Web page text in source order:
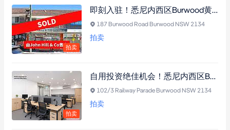
拍卖
即刻入驻！悉尼内西区Burwood黄金地段稀缺零售物业，135平双层，前后双通道设计，停车场配套，MUI规划，极具升值空间
187 Burwood Road Burwood NSW 2134
拍卖
拍卖
自用投资绝佳机会！悉尼内西区Burwood 112平米精品办公空间，采光充沛，电梯直达，地下车位配套，$47.5万起抢占先机
102/3 Railway Parade Burwood NSW 2134
拍卖